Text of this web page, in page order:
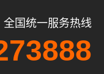
全国统一服务热线